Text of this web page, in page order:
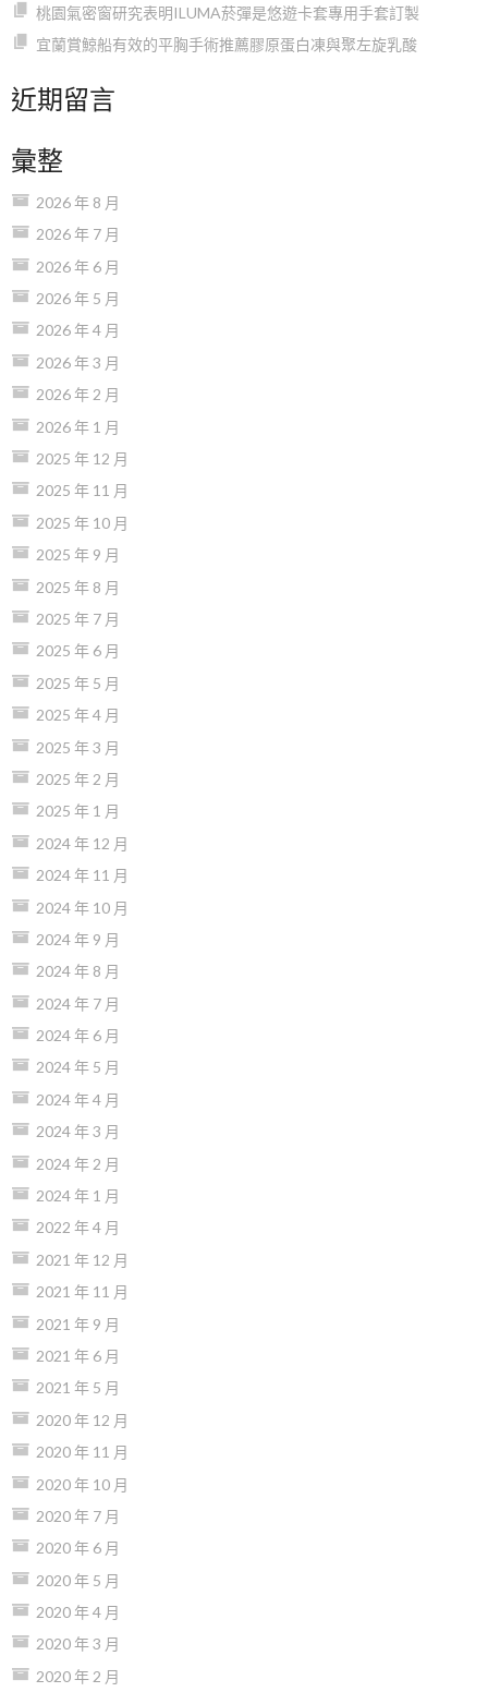
桃園氣密窗研究表明ILUMA菸彈是悠遊卡套專用手套訂製
宜蘭賞鯨船有效的平胸手術推薦膠原蛋白凍與聚左旋乳酸
近期留言
彙整
2026 年 8 月
2026 年 7 月
2026 年 6 月
2026 年 5 月
2026 年 4 月
2026 年 3 月
2026 年 2 月
2026 年 1 月
2025 年 12 月
2025 年 11 月
2025 年 10 月
2025 年 9 月
2025 年 8 月
2025 年 7 月
2025 年 6 月
2025 年 5 月
2025 年 4 月
2025 年 3 月
2025 年 2 月
2025 年 1 月
2024 年 12 月
2024 年 11 月
2024 年 10 月
2024 年 9 月
2024 年 8 月
2024 年 7 月
2024 年 6 月
2024 年 5 月
2024 年 4 月
2024 年 3 月
2024 年 2 月
2024 年 1 月
2022 年 4 月
2021 年 12 月
2021 年 11 月
2021 年 9 月
2021 年 6 月
2021 年 5 月
2020 年 12 月
2020 年 11 月
2020 年 10 月
2020 年 7 月
2020 年 6 月
2020 年 5 月
2020 年 4 月
2020 年 3 月
2020 年 2 月